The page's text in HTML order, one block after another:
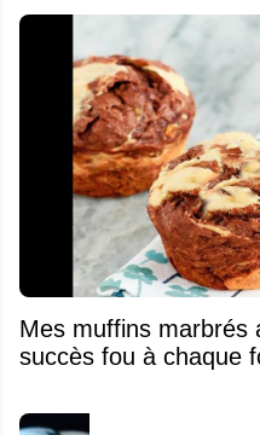
Mes muffins marbrés
succès fou à chaque